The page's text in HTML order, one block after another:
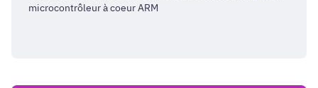
microcontrôleur à coeur ARM